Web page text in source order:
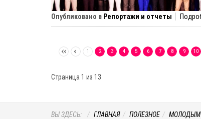
Опубликовано в Репортажи и отчеты
1 2 3 4 5 6 7 8 9 10
Страница 1 из 13
ВЫ ЗДЕСЬ: ГЛАВНАЯ ПОЛЕЗНОЕ